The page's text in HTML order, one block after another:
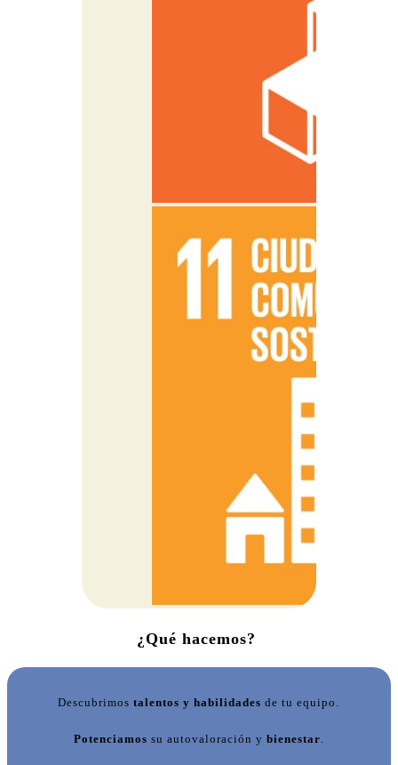
¿Qué hacemos?
Descubrimos talentos y habilidades de tu equipo.
Potenciamos su autovaloración y bienestar.